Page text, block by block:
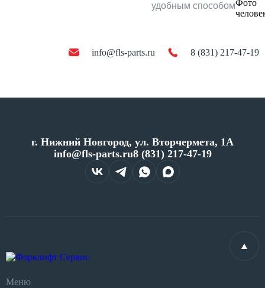
удобным способом
info@fls-parts.ru 8 (831) 217-47-19
г. Нижний Новгород, ул. Вторчермета, 1А
info@fls-parts.ru8 (831) 217-47-19
Меню